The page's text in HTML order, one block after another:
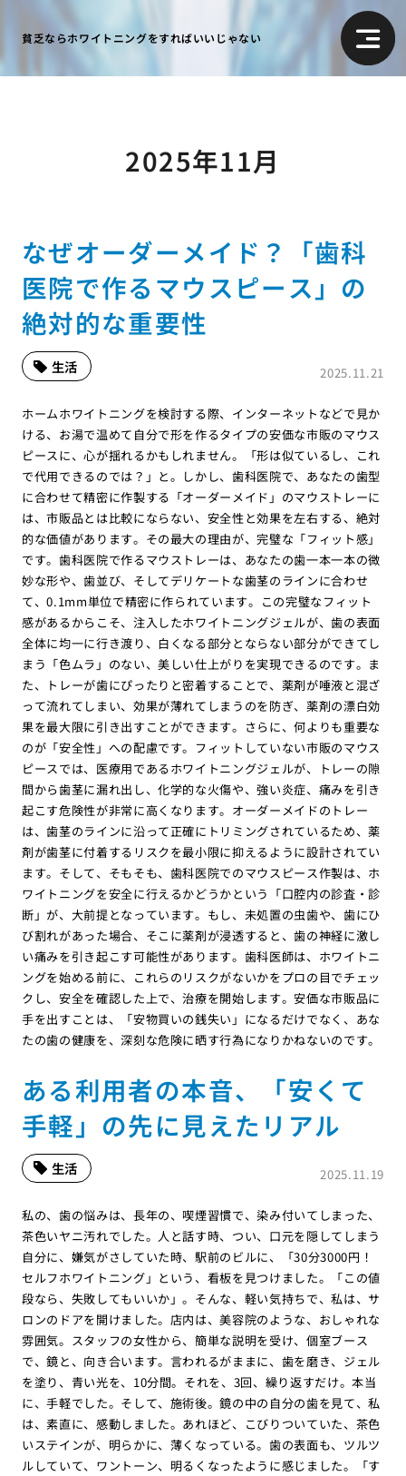
貧乏ならホワイトニングをすればいいじゃない
2025年11月
なぜオーダーメイド？「歯科
医院で作るマウスピース」の
絶対的な重要性
2025.11.21
生活
ホームホワイトニングを検討する際、インターネットなどで見か
ける、お湯で温めて自分で形を作るタイプの安価な市販のマウス
ピースに、心が揺れるかもしれません。「形は似ているし、これ
で代用できるのでは？」と。しかし、歯科医院で、あなたの歯型
に合わせて精密に作製する「オーダーメイド」のマウストレーに
は、市販品とは比較にならない、安全性と効果を左右する、絶対
的な価値があります。その最大の理由が、完璧な「フィット感」
です。歯科医院で作るマウストレーは、あなたの歯一本一本の微
妙な形や、歯並び、そしてデリケートな歯茎のラインに合わせ
て、0.1mm単位で精密に作られています。この完璧なフィット
感があるからこそ、注入したホワイトニングジェルが、歯の表面
全体に均一に行き渡り、白くなる部分とならない部分ができてし
まう「色ムラ」のない、美しい仕上がりを実現できるのです。ま
た、トレーが歯にぴったりと密着することで、薬剤が唾液と混ざ
って流れてしまい、効果が薄れてしまうのを防ぎ、薬剤の漂白効
果を最大限に引き出すことができます。さらに、何よりも重要な
のが「安全性」への配慮です。フィットしていない市販のマウス
ピースでは、医療用であるホワイトニングジェルが、トレーの隙
間から歯茎に漏れ出し、化学的な火傷や、強い炎症、痛みを引き
起こす危険性が非常に高くなります。オーダーメイドのトレー
は、歯茎のラインに沿って正確にトリミングされているため、薬
剤が歯茎に付着するリスクを最小限に抑えるように設計されてい
ます。そして、そもそも、歯科医院でのマウスピース作製は、ホ
ワイトニングを安全に行えるかどうかという「口腔内の診査・診
断」が、大前提となっています。もし、未処置の虫歯や、歯にひ
び割れがあった場合、そこに薬剤が浸透すると、歯の神経に激し
い痛みを引き起こす可能性があります。歯科医師は、ホワイトニ
ングを始める前に、これらのリスクがないかをプロの目でチェッ
クし、安全を確認した上で、治療を開始します。安価な市販品に
手を出すことは、「安物買いの銭失い」になるだけでなく、あな
たの歯の健康を、深刻な危険に晒す行為になりかねないのです。
ある利用者の本音、「安くて
手軽」の先に見えたリアル
2025.11.19
生活
私の、歯の悩みは、長年の、喫煙習慣で、染み付いてしまった、
茶色いヤニ汚れでした。人と話す時、つい、口元を隠してしまう
自分に、嫌気がさしていた時、駅前のビルに、「30分3000円！
セルフホワイトニング」という、看板を見つけました。「この値
段なら、失敗してもいいか」。そんな、軽い気持ちで、私は、サ
ロンのドアを開けました。店内は、美容院のような、おしゃれな
雰囲気。スタッフの女性から、簡単な説明を受け、個室ブース
で、鏡と、向き合います。言われるがままに、歯を磨き、ジェル
を塗り、青い光を、10分間。それを、3回、繰り返すだけ。本当
に、手軽でした。そして、施術後。鏡の中の自分の歯を見て、私
は、素直に、感動しました。あれほど、こびりついていた、茶色
いステインが、明らかに、薄くなっている。歯の表面も、ツルツ
ルしていて、ワントーン、明るくなったように感じました。「す